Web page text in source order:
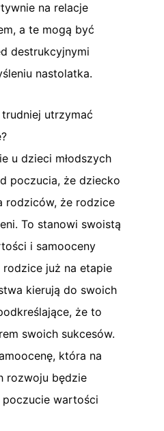
na relacje
a te mogą być
destrukcyjnymi
nastolatka.
utrzymać
u dzieci młodszych
poczucia, że dziecko
rodziców, że rodzice
To stanowi swoistą
i samooceny
już na etapie
kierują do swoich
że to
swoich sukcesów.
która na
rozwoju będzie
poczucie wartości